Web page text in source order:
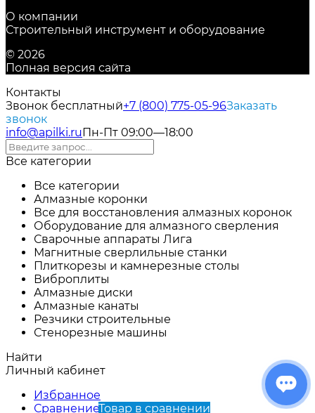
О компании
Строительный инструмент и оборудование
© 2026
Полная версия сайта
Контакты
Звонок бесплатный+7 (800) 775-05-96Заказать
звонок
info@apilki.ru Пн-Пт 09:00—18:00
Все категории
Все категории
Алмазные коронки
Все для восстановления алмазных коронок
Оборудование для алмазного сверления
Сварочные аппараты Лига
Магнитные сверлильные станки
Плиткорезы и камнерезные столы
Виброплиты
Алмазные диски
Алмазные канаты
Резчики строительные
Стенорезные машины
Найти
Личный кабинет
Избранное
СравнениеТовар в сравнении